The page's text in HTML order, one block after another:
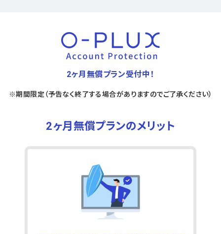
2ヶ月無償プラン受付中！
※期間限定（予告なく終了する場合がありますのでご了承ください）
2ヶ月無償プランのメリット